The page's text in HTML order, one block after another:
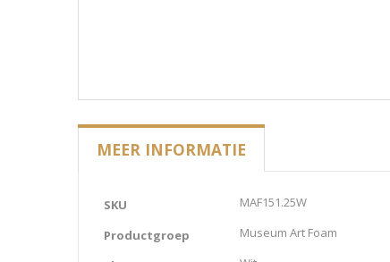
MEER INFORMATIE
SKU MAF151.25W
Productgroep Museum Art Foam